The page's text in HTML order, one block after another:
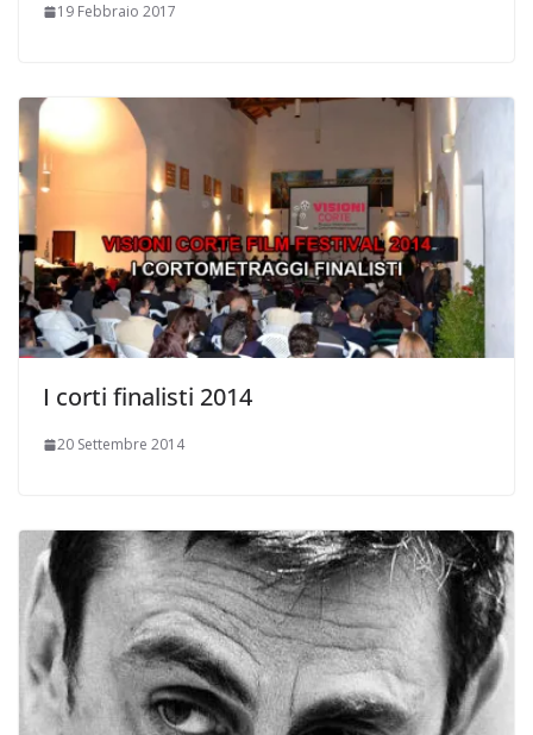
19 Febbraio 2017
I corti finalisti 2014
20 Settembre 2014